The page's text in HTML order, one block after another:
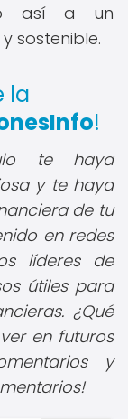
así a un
sostenible.
la
!
te haya
y te haya
de tu
en redes
líderes de
útiles para
¿Qué
en futuros
y